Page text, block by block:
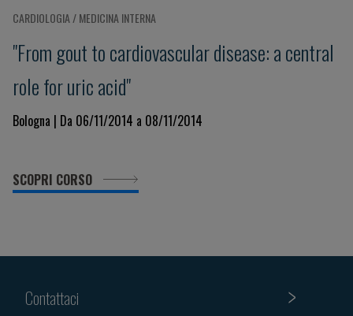
CARDIOLOGIA / MEDICINA INTERNA
"From gout to cardiovascular disease: a central
role for uric acid"
Bologna | Da 06/11/2014 a 08/11/2014
SCOPRI CORSO
Contattaci